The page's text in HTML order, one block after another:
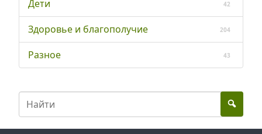
Дети 42
Здоровье и благополучие 204
Разное 43